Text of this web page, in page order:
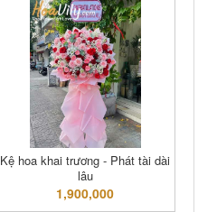
Kệ hoa khai trương - Phát tài dài
lâu
1,900,000